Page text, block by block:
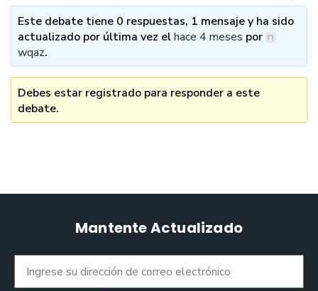
Este debate tiene 0 respuestas, 1 mensaje y ha sido
actualizado por última vez elhace 4 meses por
wqaz.
Debes estar registrado para responder a este
debate.
Mantente Actualizado